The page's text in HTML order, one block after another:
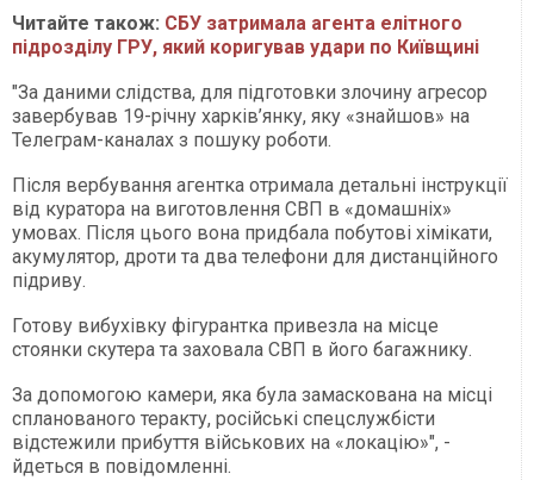
Читайте також: СБУ затримала агента елітного
підрозділу ГРУ, який коригував удари по Київщині
"За даними слідства, для підготовки злочину агресор
завербував 19-річну харків’янку, яку «знайшов» на
Телеграм-каналах з пошуку роботи.
Після вербування агентка отримала детальні інструкції
від куратора на виготовлення СВП в «домашніх»
умовах. Після цього вона придбала побутові хімікати,
акумулятор, дроти та два телефони для дистанційного
підриву.
Готову вибухівку фігурантка привезла на місце
стоянки скутера та заховала СВП в його багажнику.
За допомогою камери, яка була замаскована на місці
спланованого теракту, російські спецслужбісти
відстежили прибуття військових на «локацію»", -
йдеться в повідомленні.